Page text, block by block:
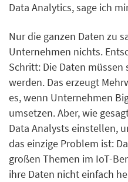
Data Analytics, sage ich
Nur die ganzen Daten zu
Unternehmen nichts.
Schritt: Die Daten
werden. Das erzeugt
es, wenn Unternehmen
umsetzen. Aber, wie
Data Analysts einstellen,
das einzige Problem ist:
großen Themen im IoT-
ihre Daten nicht einfach